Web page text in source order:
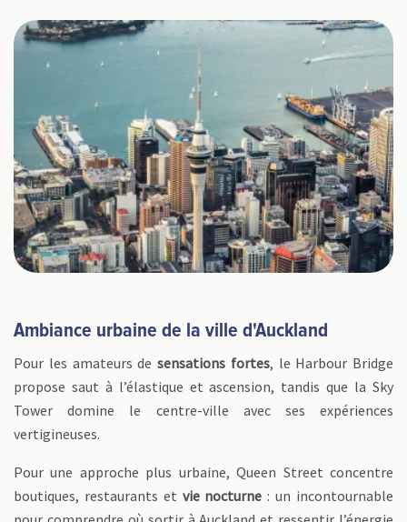
Ambiance urbaine de la ville d'Auckland
Pour les amateurs de sensations fortes, le Harbour Bridge
propose saut à l’élastique et ascension, tandis que la Sky
Tower domine le centre-ville avec ses expériences
vertigineuses.
Pour une approche plus urbaine, Queen Street concentre
boutiques, restaurants et vie nocturne : un incontournable